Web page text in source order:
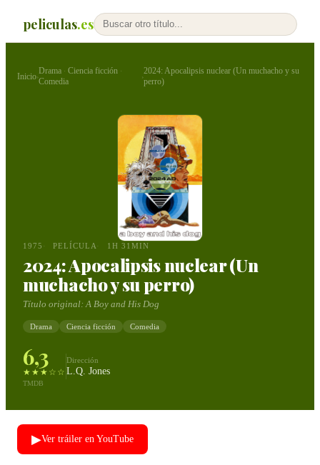
peliculas.es
Inicio›
Drama · Ciencia ficción ·
Comedia ›
2024: Apocalipsis nuclear (Un muchacho y su
perro)
1975 PELÍCULA 1H 31MIN
2024: Apocalipsis nuclear (Un
muchacho y su perro)
Título original:A Boy and His Dog
Drama Ciencia ficción Comedia
6,3
★★★☆☆
TMDB
Dirección
L.Q. Jones
▶Ver tráiler en YouTube